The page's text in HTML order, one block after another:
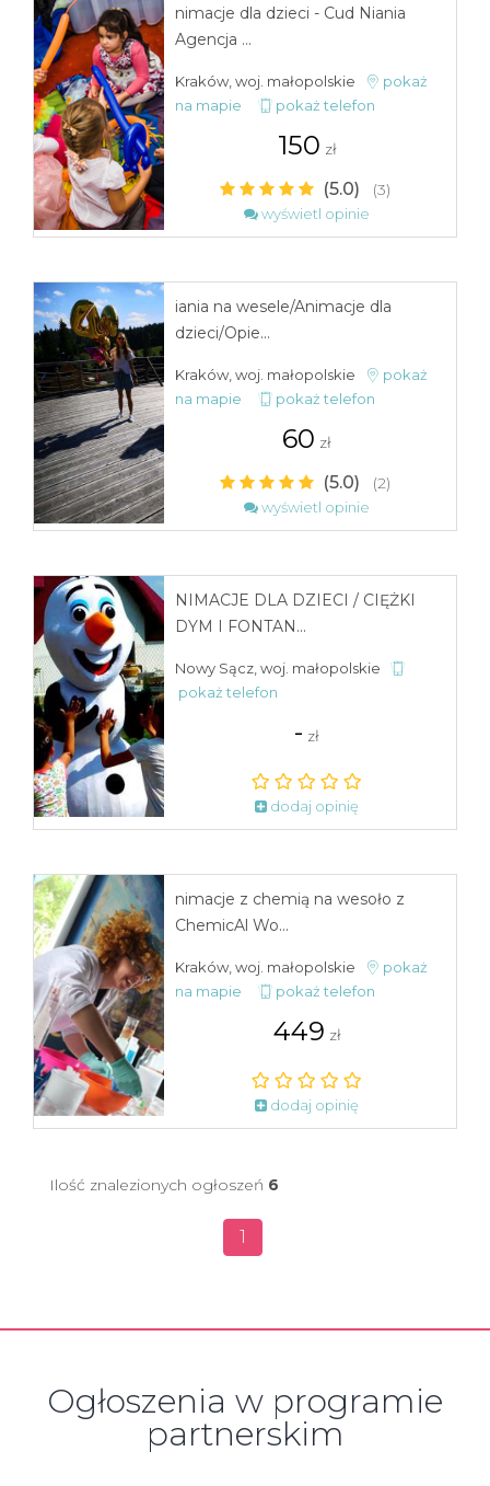
nimacje dla dzieci - Cud Niania
Agencja ...
Kraków, woj. małopolskie
pokaż
na mapie
pokaż telefon
150 zł
(5.0) (3)
wyświetl opinie
iania na wesele/Animacje dla
dzieci/Opie...
Kraków, woj. małopolskie
pokaż
na mapie
pokaż telefon
60 zł
(5.0) (2)
wyświetl opinie
NIMACJE DLA DZIECI / CIĘŻKI
DYM I FONTAN...
Nowy Sącz, woj. małopolskie
pokaż telefon
- zł
dodaj opinię
nimacje z chemią na wesoło z
ChemicAl Wo...
Kraków, woj. małopolskie
pokaż
na mapie
pokaż telefon
449 zł
dodaj opinię
Ilość znalezionych ogłoszeń 6
1
Ogłoszenia w programie
partnerskim